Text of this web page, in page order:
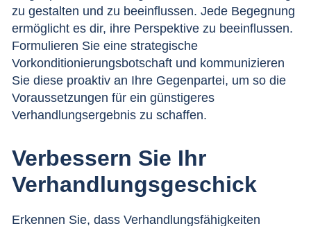
zu gestalten und zu beeinflussen. Jede Begegnung
ermöglicht es dir, ihre Perspektive zu beeinflussen.
Formulieren Sie eine strategische
Vorkonditionierungsbotschaft und kommunizieren
Sie diese proaktiv an Ihre Gegenpartei, um so die
Voraussetzungen für ein günstigeres
Verhandlungsergebnis zu schaffen.
Verbessern Sie Ihr
Verhandlungsgeschick
Erkennen Sie, dass Verhandlungsfähigkeiten